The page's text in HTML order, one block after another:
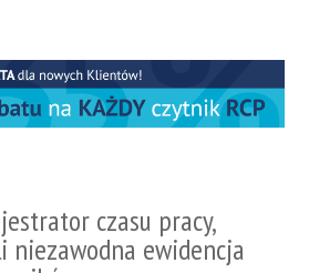
czasu pracy,
niezawodna ewidencja